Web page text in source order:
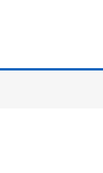
ホーム